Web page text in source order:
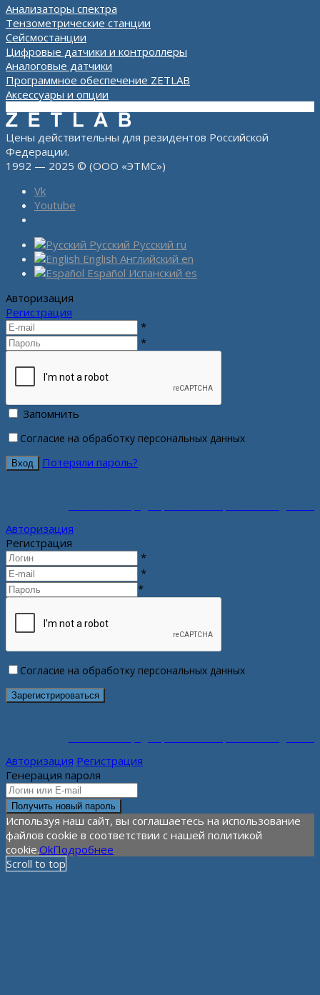
Анализаторы спектра
Тензометрические станции
Сейсмостанции
Цифровые датчики и контроллеры
Аналоговые датчики
Программное обеспечение ZETLAB
Аксессуары и опции
Цены действительны для резидентов Российской
Федерации.
1992 — 2025 © (ООО «ЭТМС»)
Vk
Youtube
Русский Русский ru
English Английский en
Español Испанский es
Авторизация
Регистрация
*
*
Запомнить
Согласие на обработку персональных данных
Потеряли пароль?
Авторизация
Регистрация
*
*
*
Согласие на обработку персональных данных
Авторизация Регистрация
Генерация пароля
Используя наш сайт, вы соглашаетесь на использование
файлов cookie в соответствии с нашей политикой
cookie.OkПодробнее
Scroll to top